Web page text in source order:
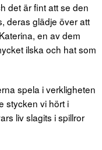
det är fint att se den
deras glädje över att
en av dem
ilska och hat som
spela i verkligheten
stycken vi hört i
liv slagits i spillror